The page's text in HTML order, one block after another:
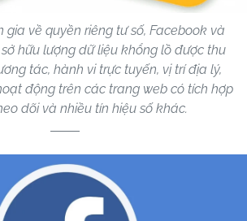
gia về quyền riêng tư số, Facebook và
hữu lượng dữ liệu khổng lồ được thu
tác, hành vi trực tuyến, vị trí địa lý,
động trên các trang web có tích hợp
dõi và nhiều tín hiệu số khác.